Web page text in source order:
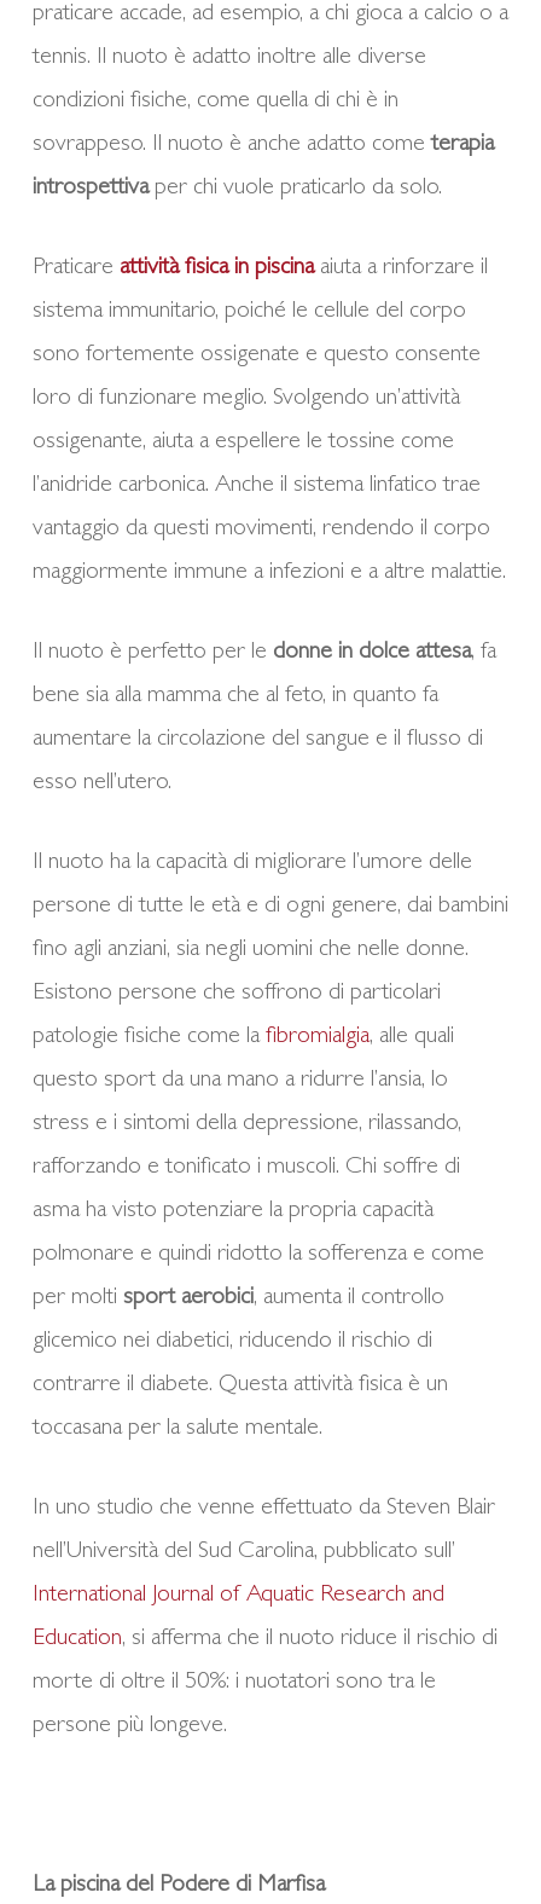
praticare accade, ad esempio, a chi gioca a calcio o a
tennis. Il nuoto è adatto inoltre alle diverse
condizioni fisiche, come quella di chi è in
sovrappeso. Il nuoto è anche adatto cometerapia
introspettivaper chi vuole praticarlo da solo.
Praticare attività fisica in piscinaaiuta a rinforzare il
sistema immunitario, poiché le cellule del corpo
sono fortemente ossigenate e questo consente
loro di funzionare meglio. Svolgendo un’attività
ossigenante, aiuta a espellere le tossine come
l’anidride carbonica. Anche il sistema linfatico trae
vantaggio da questi movimenti, rendendo il corpo
maggiormente immune a infezioni e a altre malattie.
Il nuoto è perfetto per le donne in dolce attesa, fa
bene sia alla mamma che al feto, in quanto fa
aumentare la circolazione del sangue e il flusso di
esso nell’utero.
Il nuoto ha la capacità di migliorare l’umore delle
persone di tutte le età e di ogni genere, dai bambini
fino agli anziani, sia negli uomini che nelle donne.
Esistono persone che soffrono di particolari
patologie fisiche come la fibromialgia, alle quali
questo sport da una mano a ridurre l’ansia, lo
stress e i sintomi della depressione, rilassando,
rafforzando e tonificato i muscoli. Chi soffre di
asma ha visto potenziare la propria capacità
polmonare e quindi ridotto la sofferenza e come
per molti sport aerobici, aumenta il controllo
glicemico nei diabetici, riducendo il rischio di
contrarre il diabete. Questa attività fisica è un
toccasana per la salute mentale.
In uno studio che venne effettuato da Steven Blair
nell’Università del Sud Carolina, pubblicato sull’
International Journal of Aquatic Research and
Education, si afferma che il nuoto riduce il rischio di
morte di oltre il 50%: i nuotatori sono tra le
persone più longeve.
La piscina del Podere di Marfisa